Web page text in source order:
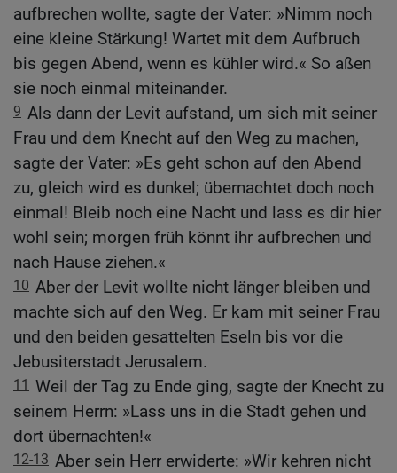
aufbrechen wollte, sagte der Vater: »Nimm noch
eine kleine Stärkung! Wartet mit dem Aufbruch
bis gegen Abend, wenn es kühler wird.« So aßen
sie noch einmal miteinander.
9 Als dann der Levit aufstand, um sich mit seiner
Frau und dem Knecht auf den Weg zu machen,
sagte der Vater: »Es geht schon auf den Abend
zu, gleich wird es dunkel; übernachtet doch noch
einmal! Bleib noch eine Nacht und lass es dir hier
wohl sein; morgen früh könnt ihr aufbrechen und
nach Hause ziehen.«
10 Aber der Levit wollte nicht länger bleiben und
machte sich auf den Weg. Er kam mit seiner Frau
und den beiden gesattelten Eseln bis vor die
Jebusiterstadt Jerusalem.
11 Weil der Tag zu Ende ging, sagte der Knecht zu
seinem Herrn: »Lass uns in die Stadt gehen und
dort übernachten!«
12-13 Aber sein Herr erwiderte: »Wir kehren nicht